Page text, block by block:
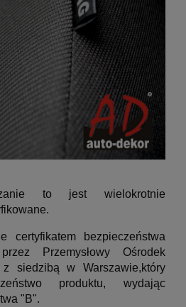
to jest wielokrotnie
certyfikatem bezpieczeństwa
Przemysłowy Ośrodek
z siedzibą w Warszawie,który
produktu, wydając
"B".